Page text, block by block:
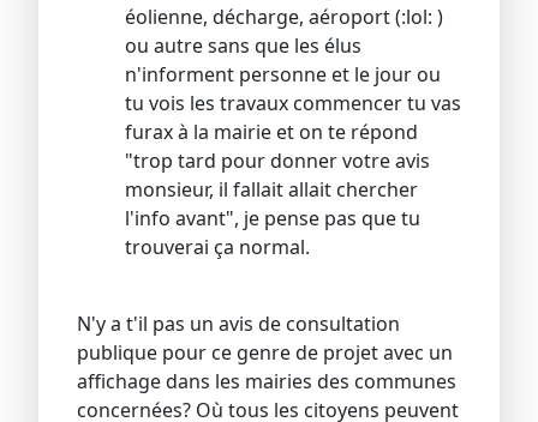
éolienne, décharge, aéroport (:lol: )
ou autre sans que les élus
n'informent personne et le jour ou
tu vois les travaux commencer tu vas
furax à la mairie et on te répond
"trop tard pour donner votre avis
monsieur, il fallait allait chercher
l'info avant", je pense pas que tu
trouverai ça normal.
N'y a t'il pas un avis de consultation
publique pour ce genre de projet avec un
affichage dans les mairies des communes
concernées? Où tous les citoyens peuvent